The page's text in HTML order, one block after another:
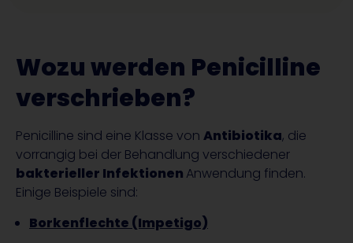
Wozu werden Penicilline
verschrieben?
Penicilline sind eine Klasse von Antibiotika, die
vorrangig bei der Behandlung verschiedener
bakterieller Infektionen Anwendung finden.
Einige Beispiele sind:
Borkenflechte (Impetigo)